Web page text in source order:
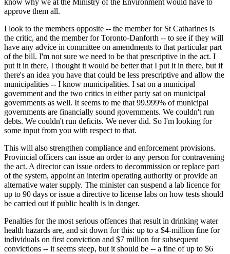
approve them all.
I look to the members opposite -- the member for St Catharines is
the critic, and the member for Toronto-Danforth -- to see if they will
have any advice in committee on amendments to that particular part
of the bill. I'm not sure we need to be that prescriptive in the act. I
put it in there, I thought it would be better that I put it in there, but if
there's an idea you have that could be less prescriptive and allow the
municipalities -- I know municipalities. I sat on a municipal
government and the two critics in either party sat on municipal
governments as well. It seems to me that 99.999% of municipal
governments are financially sound governments. We couldn't run
debts. We couldn't run deficits. We never did. So I'm looking for
some input from you with respect to that.
This will also strengthen compliance and enforcement provisions.
Provincial officers can issue an order to any person for contravening
the act. A director can issue orders to decommission or replace part
of the system, appoint an interim operating authority or provide an
alternative water supply. The minister can suspend a lab licence for
up to 90 days or issue a directive to license labs on how tests should
be carried out if public health is in danger.
Penalties for the most serious offences that result in drinking water
health hazards are, and sit down for this: up to a $4-million fine for
individuals on first conviction and $7 million for subsequent
convictions -- it seems steep, but it should be -- a fine of up to $6